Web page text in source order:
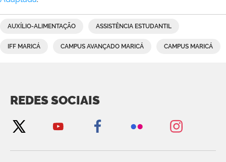
AUXÍLIO-ALIMENTAÇÃO ASSISTÊNCIA ESTUDANTIL
IFF MARICÁ CAMPUS AVANÇADO MARICÁ CAMPUS MARICÁ
REDES SOCIAIS